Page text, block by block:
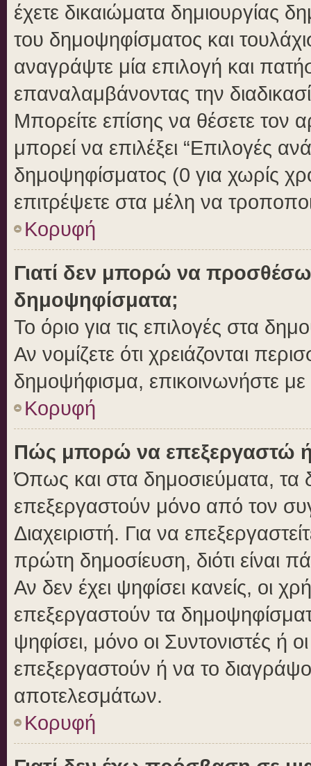
έχετε δικαιώματα δημιουργίας
του δημοψηφίσματος και
αναγράψτε μία επιλογή και
επαναλαμβάνοντας την
Μπορείτε επίσης να θέσετε τον
μπορεί να επιλέξει “Επιλογές
δημοψηφίσματος (0 για χωρίς
επιτρέψετε στα μέλη να
Κορυφή
Γιατί δεν μπορώ να
δημοψηφίσματα;
Το όριο για τις επιλογές στα
Αν νομίζετε ότι χρειάζονται
δημοψήφισμα, επικοινωνήστε με
Κορυφή
Πώς μπορώ να επεξεργαστώ
Όπως και στα δημοσιεύματα,
επεξεργαστούν μόνο από τον
Διαχειριστή. Για να
πρώτη δημοσίευση, διότι είναι
Αν δεν έχει ψηφίσει κανείς, οι
επεξεργαστούν τα
ψηφίσει, μόνο οι Συντονιστές ή
επεξεργαστούν ή να το
αποτελεσμάτων.
Κορυφή